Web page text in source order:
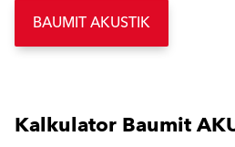
BAUMIT AKUSTIK
Kalkulator Baumit